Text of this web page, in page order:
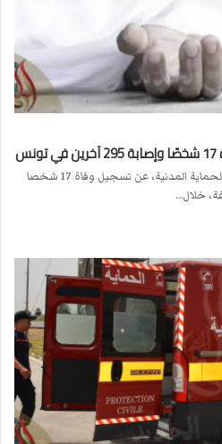
تونس ــ الرأي الجديد أعلنت وحدات الحماية المدنية، عن تسجيل وفاة 17 شخصا